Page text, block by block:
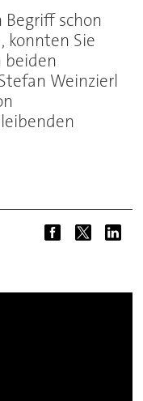
Begriff schon
konnten Sie
beiden
Weinzierl